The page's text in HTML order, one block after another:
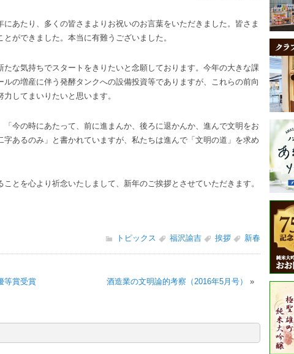
あたり、多くの皆さまよりお祝いのお言葉をいただきました。皆さま
ができました。本当に有難うございました。
な気持ちでスタートをきりたいと念願しております。今年の大きな課
の増産に伴う発酵タンクへの設備投資等でありますが、これらの前向
してまいりたいと思います。
今の時にあたって、前に進まんか、後ろに退かんか、進んで文明をお
あるのみ」と書かれていますが、私たちは進んで「文明の道」を求め
とを心より祈念いたしまして、新年のご挨拶とさせていただきます。
トピックス 福沢諭吉 挨拶 新春
等賞受賞
酒造業の文明論的考察（2016年5月号） »